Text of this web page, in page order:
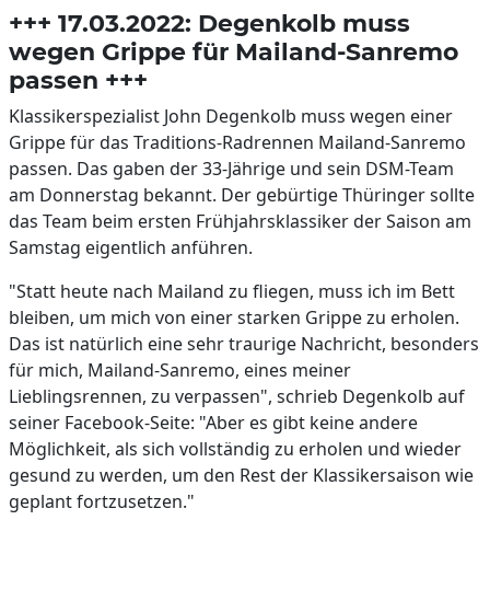
+++ 17.03.2022: Degenkolb muss
wegen Grippe für Mailand-Sanremo
passen +++
Klassikerspezialist John Degenkolb muss wegen einer
Grippe für das Traditions-Radrennen Mailand-Sanremo
passen. Das gaben der 33-Jährige und sein DSM-Team
am Donnerstag bekannt. Der gebürtige Thüringer sollte
das Team beim ersten Frühjahrsklassiker der Saison am
Samstag eigentlich anführen.
"Statt heute nach Mailand zu fliegen, muss ich im Bett
bleiben, um mich von einer starken Grippe zu erholen.
Das ist natürlich eine sehr traurige Nachricht, besonders
für mich, Mailand-Sanremo, eines meiner
Lieblingsrennen, zu verpassen", schrieb Degenkolb auf
seiner Facebook-Seite: "Aber es gibt keine andere
Möglichkeit, als sich vollständig zu erholen und wieder
gesund zu werden, um den Rest der Klassikersaison wie
geplant fortzusetzen."